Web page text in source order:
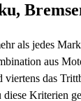
als jedes
aus
das
Kriterien